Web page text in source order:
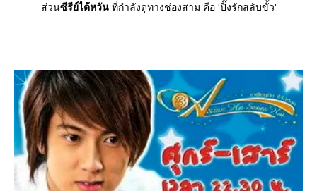
ส่วนซีรีย์ไต้หวันที่กำลังดูทางช่องสาม คือ 'ปิ๊งรักสลับขั้ว'